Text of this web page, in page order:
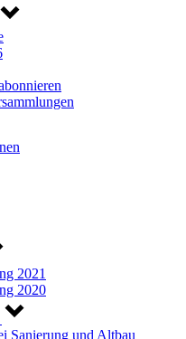
2021
2020
Sanierung und Altbau